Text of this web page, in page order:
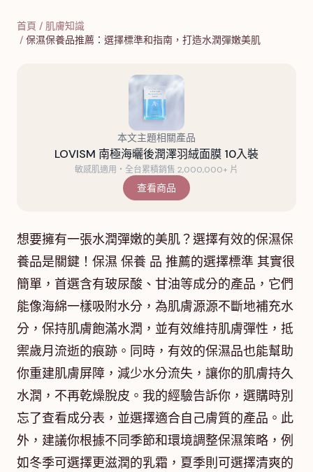
首頁 / 肌膚知識
/ 保濕保養品推薦：選擇標準和指南，打造水潤彈嫩美肌
本文主題相關產品
LOVISM 南極海曬後潤澤羽絨面膜 10入裝
敏感肌適用・全台累積銷售 2,000,000+ 片
查看商品
想要擁有一張水潤彈嫩的美肌？選擇有效的保濕保
養品是關鍵！保濕 保養 品 推薦的選擇標準 其實很
簡單，首選含有玻尿酸、甘油等成分的產品，它們
能像海綿一樣吸附水分，為肌膚源源不斷地補充水
分，保持肌膚飽滿水潤，並有效維持肌膚彈性，抵
禦歲月流逝的痕跡。同時，有效的保濕品也能幫助
你重建肌膚屏障，減少水分流失，讓你的肌膚持久
水潤，不再乾燥脫皮。我的經驗告訴你，選購時別
忘了查看成分表，並選擇適合自己膚質的產品。此
外，建議你根據不同季節和環境調整保濕策略，例
如冬季可選擇更滋潤的乳霜，夏季則可選擇清爽的